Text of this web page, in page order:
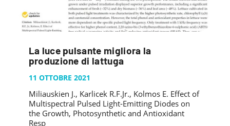
La luce pulsante migliora la
produzione di lattuga
11 OTTOBRE 2021
Miliauskien J., Karlicek R.F.Jr., Kolmos E. Effect of
Multispectral Pulsed Light-Emitting Diodes on
the Growth, Photosynthetic and Antioxidant
Resp